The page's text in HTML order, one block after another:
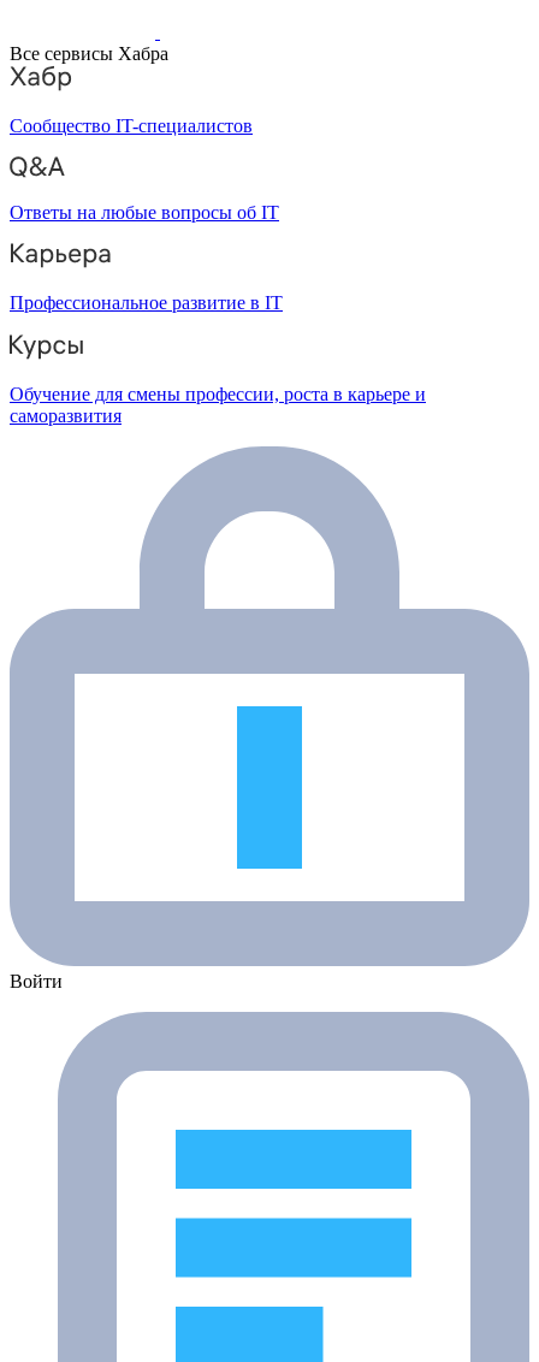
Все сервисы Хабра
Сообщество IT-специалистов
Ответы на любые вопросы об IT
Профессиональное развитие в IT
Обучение для смены профессии, роста в карьере и
саморазвития
Войти